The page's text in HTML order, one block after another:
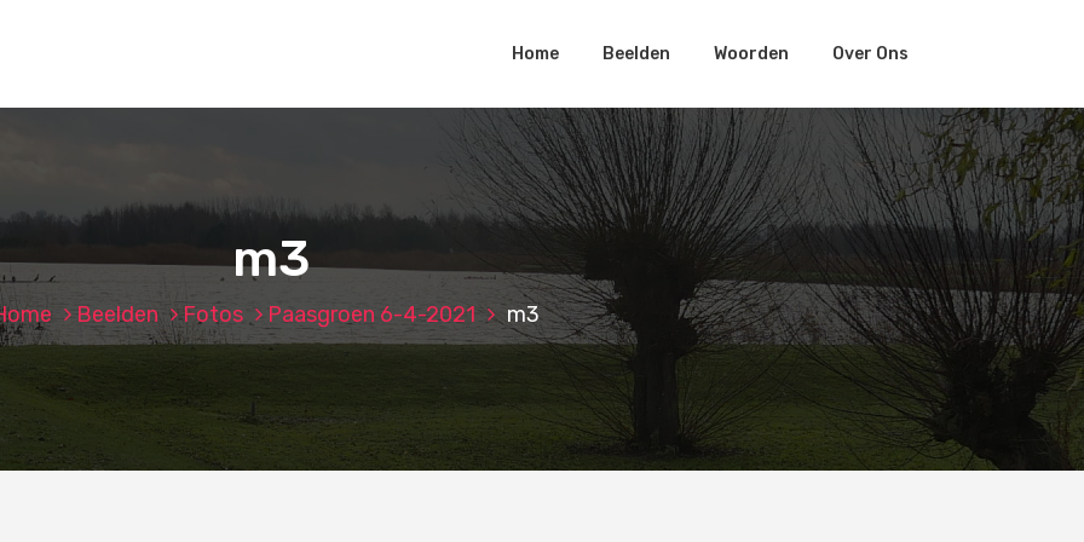
Home Beelden Woorden Over Ons
m3
Beelden Fotos Paasgroen 6-4-2021 m3